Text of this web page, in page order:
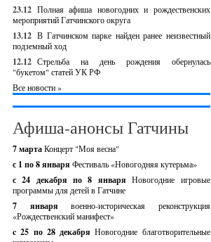
23.12 Полная афиша новогодних и рождественских
мероприятий Гатчинского округа
13.12 В Гатчинском парке найден ранее неизвестный
подземный ход
12.12 Стрельба на день рождения обернулась
"букетом" статей УК РФ
Все новости »
Афиша-анонсы Гатчины
7 мартаКонцерт "Моя весна"
с 1 по 8 января Фестиваль «Новогодняя кутерьма»
с 24 декабря по 8 январяНовогодние игровые
программы для детей в Гатчине
7 январявоенно-историческая реконструкция
«Рождественский манифест»
c 25 по 28 декабряНовогодние благотворительные